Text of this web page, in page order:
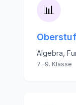
📊
Algebra,
7.–9. Klasse